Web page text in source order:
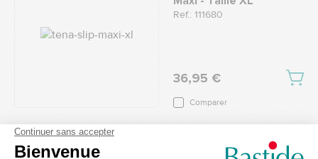
Ref.: 111680
36,95 €
Comparer
Change complet Tena